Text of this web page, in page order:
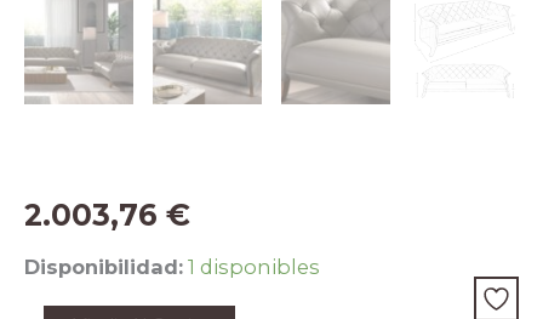
2.003,76 €
Disponibilidad: 1 disponibles
Sofá
Chester